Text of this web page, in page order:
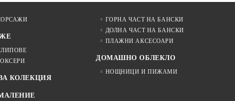
КОЛЕКЦИЯ
ГОРНА ЧАСТ НА БАНСКИ
ДОЛНА ЧАСТ НА БАНСКИ
ПЛАЖНИ АКСЕСОАРИ
ДОМАШНО ОБЛЕКЛО
НОЩНИЦИ И ПИЖАМИ